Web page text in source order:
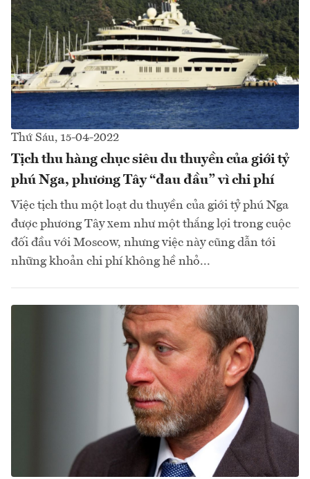
Thứ Sáu, 15-04-2022
Tịch thu hàng chục siêu du thuyền của giới tỷ
phú Nga, phương Tây “đau đầu” vì chi phí
Việc tịch thu một loạt du thuyền của giới tỷ phú Nga
được phương Tây xem như một thắng lợi trong cuộc
đối đầu với Moscow, nhưng việc này cũng dẫn tới
những khoản chi phí không hề nhỏ...